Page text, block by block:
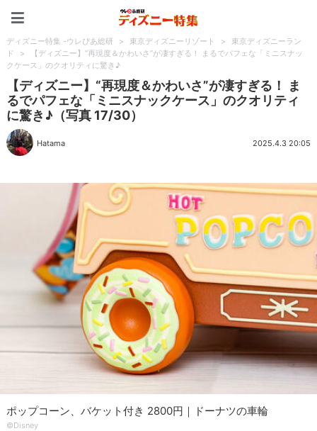
ディズニー特集 -ウレぴあ総研 > 東京ディズニーリゾート >
東京ディズニーラン
ド
>
【ディズニー】“再現度＆かわいさ”が凄すぎる！ まるでパフェな「ミニスナッ
クケース」のクオリティに驚き♪
【ディズニー】“再現度＆かわいさ”が凄すぎる！ ま
るでパフェな「ミニスナックケース」のクオリティ
に驚き♪（写真 17/30）
Hatama 2025.4.3 20:05
ポップコーン、バケット付き 2800円｜ドーナツの車輪
©Disney